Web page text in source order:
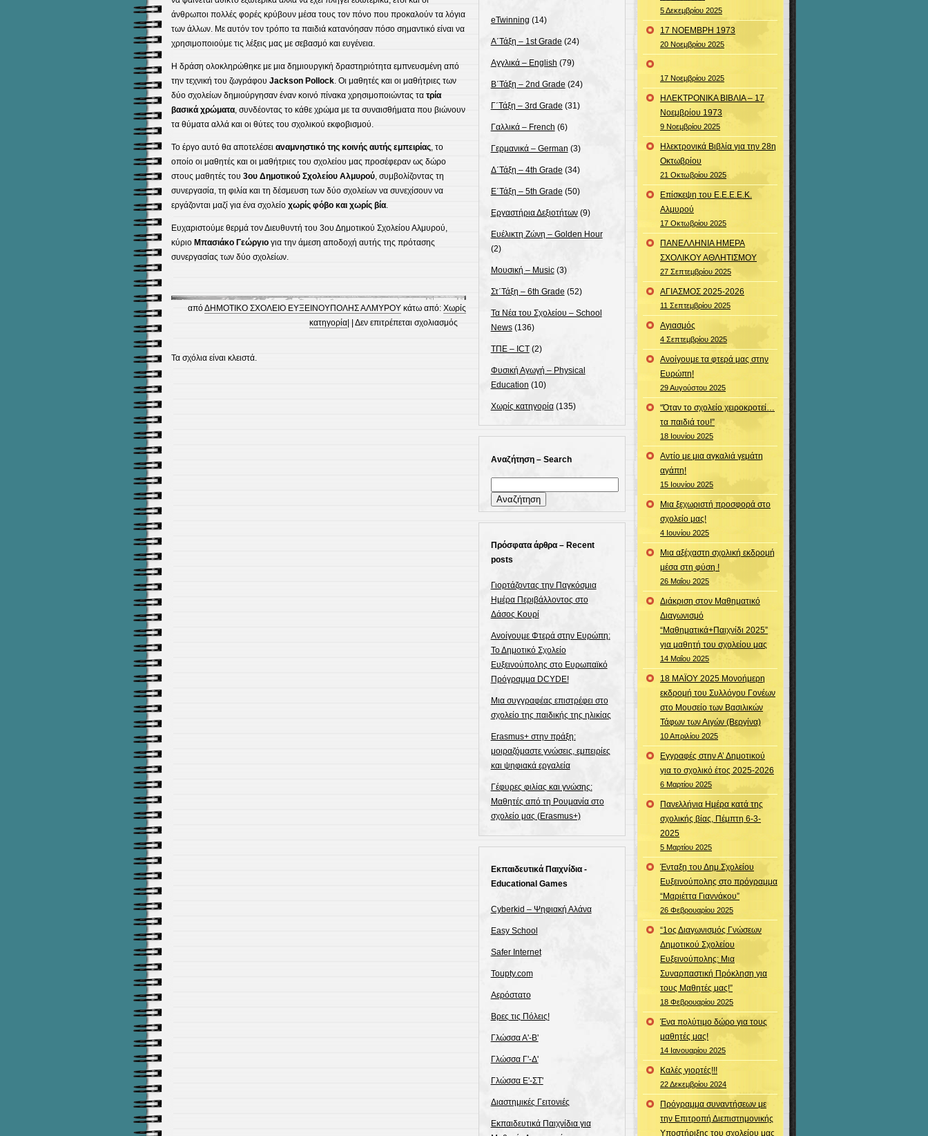
άνθρωποι πολλές φορές κρύβουν μέσα τους τον πόνο που προκαλούν τα λόγια
των άλλων. Με αυτόν τον τρόπο τα παιδιά κατανόησαν πόσο σημαντικό είναι να
χρησιμοποιούμε τις λέξεις μας με σεβασμό και ευγένεια.
Η δράση ολοκληρώθηκε με μια δημιουργική δραστηριότητα εμπνευσμένη από
την τεχνική του ζωγράφου Jackson Pollock. Οι μαθητές και οι μαθήτριες των
δύο σχολείων δημιούργησαν έναν κοινό πίνακα χρησιμοποιώντας τα τρία
βασικά χρώματα, συνδέοντας το κάθε χρώμα με τα συναισθήματα που βιώνουν
τα θύματα αλλά και οι θύτες του σχολικού εκφοβισμού.
Το έργο αυτό θα αποτελέσει αναμνηστικό της κοινής αυτής εμπειρίας, το
οποίο οι μαθητές και οι μαθήτριες του σχολείου μας προσέφεραν ως δώρο
στους μαθητές του 3ου Δημοτικού Σχολείου Αλμυρού, συμβολίζοντας τη
συνεργασία, τη φιλία και τη δέσμευση των δύο σχολείων να συνεχίσουν να
εργάζονται μαζί για ένα σχολείο χωρίς φόβο και χωρίς βία.
Ευχαριστούμε θερμά τον Διευθυντή του 3ου Δημοτικού Σχολείου Αλμυρού,
κύριο Μπασιάκο Γεώργιογια την άμεση αποδοχή αυτής της πρότασης
συνεργασίας των δύο σχολείων.
απόΔΗΜΟΤΙΚΟ ΣΧΟΛΕΙΟ ΕΥΞΕΙΝΟΥΠΟΛΗΣ ΑΛΜΥΡΟΥκάτω από: Χωρίς
κατηγορία| | Δεν επιτρέπεται σχολιασμόςστο
σχολεία
ενώνουν
Τα σχόλια είναι κλειστά.
eTwinning (14)
Α΄Τάξη – 1st Grade(24)
Αγγλικά – English (79)
Β΄Τάξη – 2nd Grade(24)
Γ΄Τάξη – 3rd Grade (31)
Γαλλικά – French (6)
Γερμανικά – German (3)
Δ΄Τάξη – 4th Grade (34)
Ε΄Τάξη – 5th Grade (50)
Εργαστήρια Δεξιοτήτων(9)
Ευέλικτη Ζώνη – Golden Hour
(2)
Μουσική – Music(3)
Στ΄Τάξη – 6th Grade (52)
Τα Νέα του Σχολείου – School
News(136)
ΤΠΕ – ICT(2)
Φυσική Αγωγή – Physical
Education (10)
Χωρίς κατηγορία(135)
Αναζήτηση – Search
για:
Πρόσφατα άρθρα – Recent
posts
Γιορτάζοντας την Παγκόσμια
Ημέρα Περιβάλλοντος στο
Δάσος Κουρί
Ανοίγουμε Φτερά στην Ευρώπη:
Το Δημοτικό Σχολείο
Ευξεινούπολης στο Ευρωπαϊκό
Πρόγραμμα DCYDE!
Μια συγγραφέας επιστρέφει στο
σχολείο της παιδικής της ηλικίας
Erasmus+ στην πράξη:
μοιραζόμαστε γνώσεις, εμπειρίες
και ψηφιακά εργαλεία
Γέφυρες φιλίας και γνώσης:
Μαθητές από τη Ρουμανία στο
σχολείο μας (Erasmus+)
Εκπαιδευτικά Παιχνίδια -
Educational Games
Cyberkid – Ψηφιακή Αλάνα
Easy School
Safer Internet
Toupty.com
Αερόστατο
Βρες τις Πόλεις!
Γλώσσα Α'-Β'
Γλώσσα Γ'-Δ'
Γλώσσα Ε'-ΣΤ'
Διαστημικές Γειτονιές
Εκπαιδευτικά Παιχνίδια για
5 Δεκεμβρίου 2025
17 ΝΟΕΜΒΡΗ 1973
20 Νοεμβρίου 2025
17 Νοεμβρίου 2025
ΗΛΕΚΤΡΟΝΙΚΑ ΒΙΒΛΙΑ – 17
Νοεμβρίου 1973
9 Νοεμβρίου 2025
Ηλεκτρονικά Βιβλία για την 28η
Οκτωβρίου
21 Οκτωβρίου 2025
Επίσκεψη του Ε.Ε.Ε.Ε.Κ.
Αλμυρού
17 Οκτωβρίου 2025
ΠΑΝΕΛΛΗΝΙΑ ΗΜΕΡΑ
ΣΧΟΛΙΚΟΥ ΑΘΛΗΤΙΣΜΟΥ
27 Σεπτεμβρίου 2025
ΑΓΙΑΣΜΟΣ 2025-2026
11 Σεπτεμβρίου 2025
Αγιασμός
4 Σεπτεμβρίου 2025
Ανοίγουμε τα φτερά μας στην
Ευρώπη!
29 Αυγούστου 2025
“Όταν το σχολείο χειροκροτεί…
τα παιδιά του!”
18 Ιουνίου 2025
Αντίο με μια αγκαλιά γεμάτη
αγάπη!
15 Ιουνίου 2025
Μια ξεχωριστή προσφορά στο
σχολείο μας!
4 Ιουνίου 2025
Μια αξέχαστη σχολική εκδρομή
μέσα στη φύση !
26 Μαΐου 2025
Διάκριση στον Μαθηματικό
Διαγωνισμό
“Μαθηματικά+Παιχνίδι 2025”
για μαθητή του σχολείου μας
14 Μαΐου 2025
18 ΜΑΪΟΥ 2025 Μονοήμερη
εκδρομή του Συλλόγου Γονέων
στο Μουσείο των Βασιλικών
Τάφων των Αιγών (Βεργίνα)
10 Απριλίου 2025
Εγγραφές στην Α’ Δημοτικού
για το σχολικό έτος 2025-2026
6 Μαρτίου 2025
Πανελλήνια Ημέρα κατά της
σχολικής βίας, Πέμπτη 6-3-
2025
5 Μαρτίου 2025
Ένταξη του Δημ.Σχολείου
Ευξεινούπολης στο πρόγραμμα
“Μαριέττα Γιαννάκου”
26 Φεβρουαρίου 2025
“1ος Διαγωνισμός Γνώσεων
Δημοτικού Σχολείου
Ευξεινούπολης: Μια
Συναρπαστική Πρόκληση για
τους Μαθητές μας!”
18 Φεβρουαρίου 2025
Ένα πολύτιμο δώρο για τους
μαθητές μας!
14 Ιανουαρίου 2025
Καλές γιορτές!!!
22 Δεκεμβρίου 2024
Πρόγραμμα συναντήσεων με
την Επιτροπή Διεπιστημονικής
Υποστήριξης του σχολείου μας